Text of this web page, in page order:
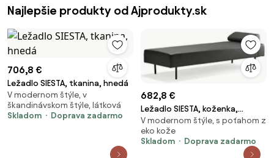
Najlepšie produkty od Ajprodukty.sk
706,8 €
Ležadlo SIESTA, tkanina, hnedá
V modernom štýle, v
škandinávskom štýle, látková
Skladom
Doprava zadarmo
682,8 €
Ležadlo SIESTA, koženka,
antracit
V modernom štýle, s poťahom z
eko kože
Skladom
Doprava zadarmo